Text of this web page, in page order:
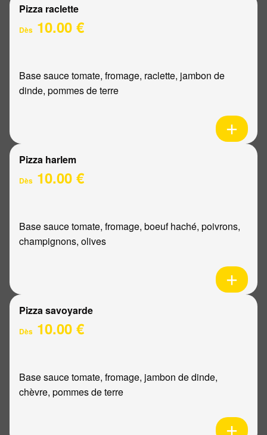
Pizza raclette
Dès 10.00 €
Base sauce tomate, fromage, raclette, jambon de
dinde, pommes de terre
Pizza harlem
Dès 10.00 €
Base sauce tomate, fromage, boeuf haché, poivrons,
champignons, olives
Pizza savoyarde
Dès 10.00 €
Base sauce tomate, fromage, jambon de dinde,
chèvre, pommes de terre